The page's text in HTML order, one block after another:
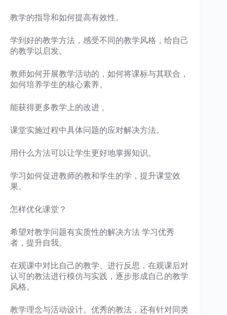
教学的指导和如何提高有效性。
学到好的教学方法，感受不同的教学风格，给自己
的教学以启发。
教师如何开展教学活动的，如何将课标与其联合，
如何培养学生的核心素养。
能获得更多教学上的改进 。
课堂实施过程中具体问题的应对解决方法。
用什么方法可以让学生更好地掌握知识。
学习如何促进教师的教和学生的学，提升课堂效
果。
怎样优化课堂？
希望对教学问题有实质性的解决方法 学习优秀
者，提升自我。
在观课中对比自己的教学、进行反思，在观课后对
认可的教法进行模仿与实践，逐步形成自己的教学
风格。
教学理念与活动设计。优秀的教法，还有针对同类